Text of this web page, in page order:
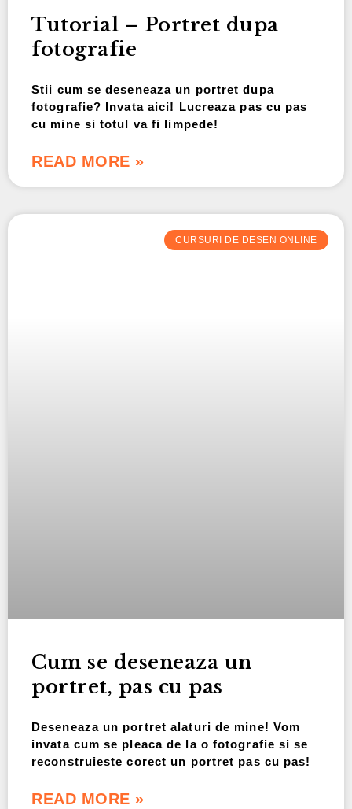
Tutorial – Portret dupa
fotografie
Stii cum se deseneaza un portret dupa
fotografie? Invata aici! Lucreaza pas cu pas
cu mine si totul va fi limpede!
READ MORE »
CURSURI DE DESEN ONLINE
Cum se deseneaza un
portret, pas cu pas
Deseneaza un portret alaturi de mine! Vom
invata cum se pleaca de la o fotografie si se
reconstruieste corect un portret pas cu pas!
READ MORE »